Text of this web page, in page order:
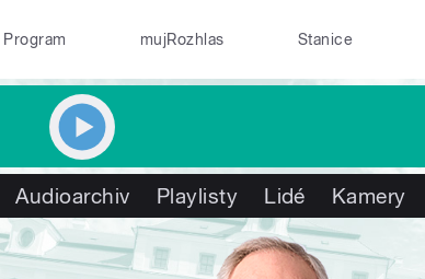
Program mujRozhlas Stanice
Audioarchiv Playlisty Lidé Kamery